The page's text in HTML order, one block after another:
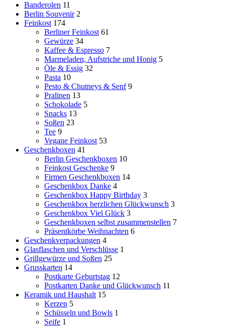
Banderolen 11
Berlin Souvenir 2
Feinkost 174
Berliner Feinkost 61
Gewürze 34
Kaffee & Espresso 7
Marmeladen, Aufstriche und Honig 5
Öle & Essig 32
Pasta 10
Pesto & Chutneys & Senf 9
Pralinen 13
Schokolade 5
Snacks 13
Soßen 23
Tee 9
Vegane Feinkost 53
Geschenkboxen 41
Berlin Geschenkboxen 10
Feinkost Geschenke 9
Firmen Geschenkboxen 14
Geschenkbox Danke 4
Geschenkbox Happy Birthday 3
Geschenkbox herzlichen Glückwunsch 3
Geschenkbox Viel Glück 3
Geschenkboxen selbst zusammenstellen 7
Präsentkörbe Weihnachten 6
Geschenkverpackungen 4
Glasflaschen und Verschlüsse 1
Grillgewürze und Soßen 25
Grusskarten 14
Postkarte Geburtstag 12
Postkarten Danke und Glückwunsch 11
Keramik und Haushalt 15
Kerzen 5
Schüsseln und Bowls 1
Seife 1